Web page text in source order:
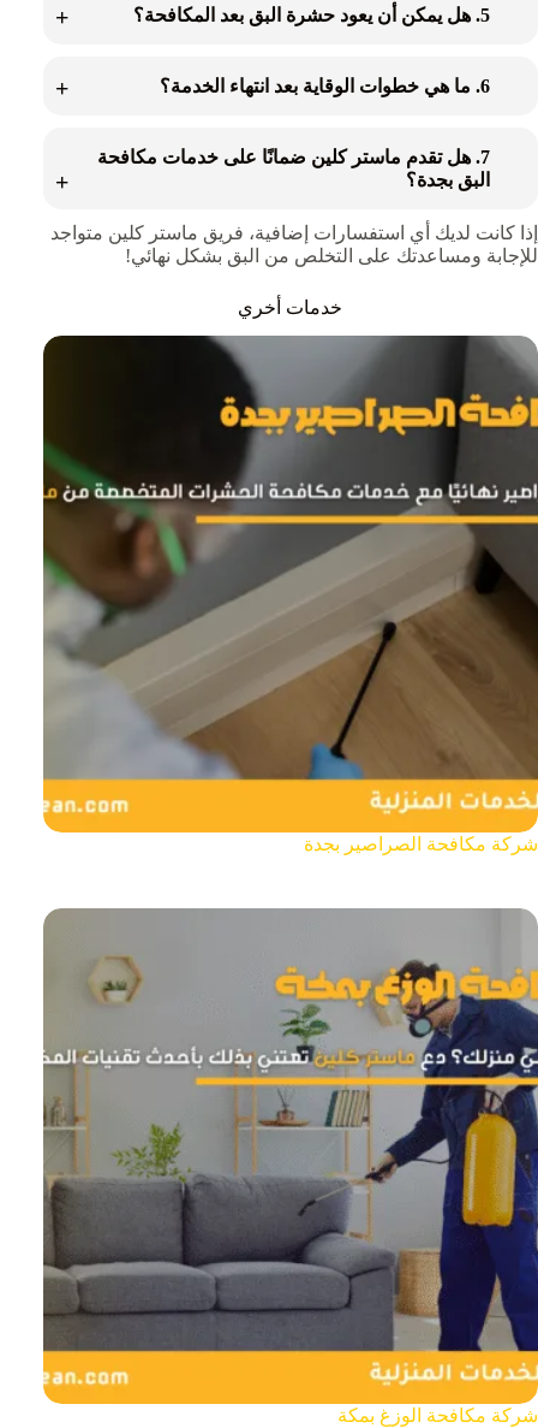
5. هل يمكن أن يعود حشرة البق بعد المكافحة؟
6. ما هي خطوات الوقاية بعد انتهاء الخدمة؟
7. هل تقدم ماستر كلين ضمانًا على خدمات مكافحة
البق بجدة؟
إذا كانت لديك أي استفسارات إضافية، فريق ماستر كلين متواجد
للإجابة ومساعدتك على التخلص من البق بشكل نهائي!
خدمات أخري
شركة مكافحة الصراصير بجدة
شركة مكافحة الوزغ بمكة